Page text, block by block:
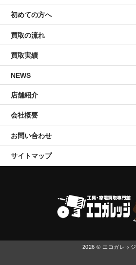
初めての方へ
買取の流れ
買取実績
NEWS
店舗紹介
会社概要
お問い合わせ
サイトマップ
2026 © エコガレッジ